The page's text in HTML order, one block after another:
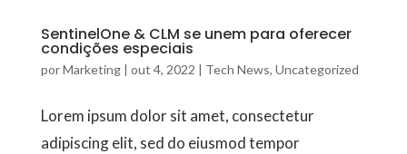
SentinelOne & CLM se unem para oferecer
condições especiais
porMarketing| out 4, 2022 | Tech News, Uncategorized
Lorem ipsum dolor sit amet, consectetur
adipiscing elit, sed do eiusmod tempor